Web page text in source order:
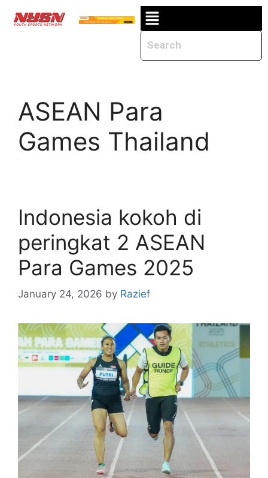
ASEAN Para
Games Thailand
Indonesia kokoh di
peringkat 2 ASEAN
Para Games 2025
January 24, 2026 by Razief